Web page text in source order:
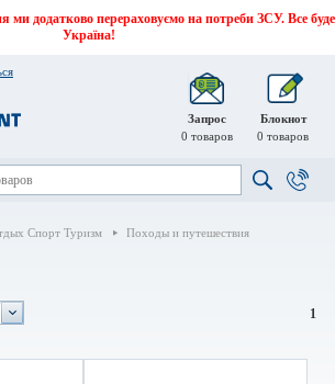
ми додатково перераховуємо на потреби ЗСУ. Все буде
Україна!
Запрос
0 товаров
Блокнот
0 товаров
Спорт Туризм Походы и путешествия
1